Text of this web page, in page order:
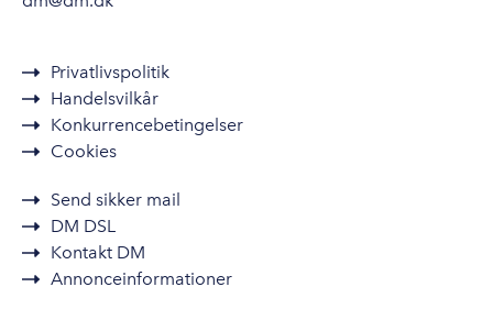
Privatlivspolitik
Handelsvilkår
Konkurrencebetingelser
Cookies
Send sikker mail
DM DSL
Kontakt DM
Annonceinformationer